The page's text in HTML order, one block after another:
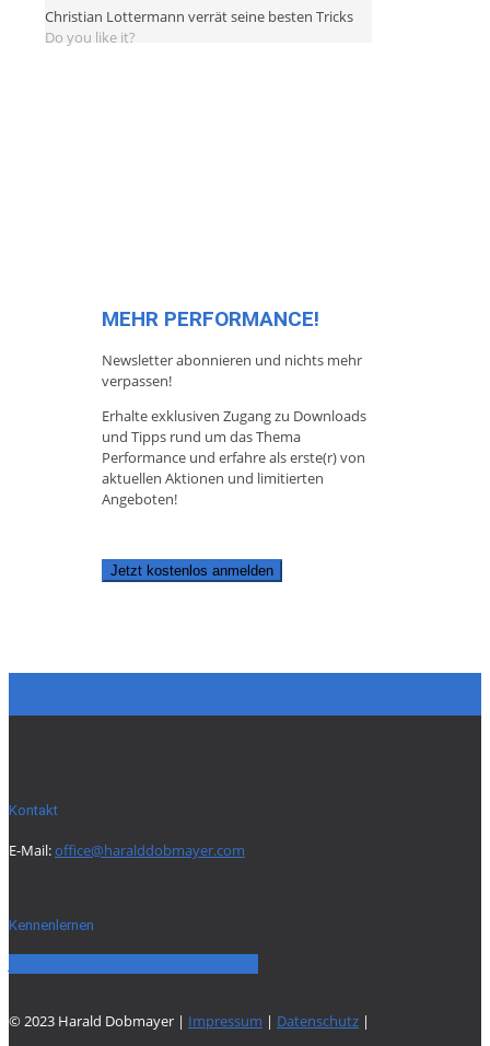
Christian Lottermann verrät seine besten Tricks
Do you like it?
MEHR PERFORMANCE!
Newsletter abonnieren und nichts mehr
verpassen!
Erhalte exklusiven Zugang zu Downloads
und Tipps rund um das Thema
Performance und erfahre als erste(r) von
aktuellen Aktionen und limitierten
Angeboten!
Jetzt kostenlos anmelden
Kontakt
E-Mail:office@haralddobmayer.com
Kennenlernen
© 2023 Harald Dobmayer | Impressum | Datenschutz |